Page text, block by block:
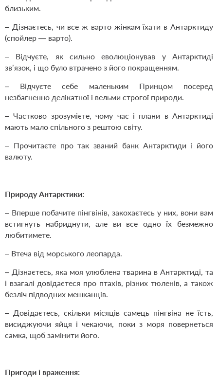
близьким.
– Дізнаєтесь, чи все ж варто жінкам їхати в Антарктиду
(спойлер — варто).
– Відчуєте, як сильно еволюціонував у Антарктиді
зв’язок, і що було втрачено з його покращенням.
– Відчуєте себе маленьким Принцом посеред
незбагненно делікатної і вельми строгої природи.
– Частково зрозумієте, чому час і плани в Антарктиді
мають мало спільного з рештою світу.
– Прочитаєте про так званий банк Антарктиди і його
валюту.
ПриродуАнтарктики:
– Вперше побачите пінгвінів, закохаєтесь у них, вони вам
встигнуть набриднути, але ви все одно їх безмежно
любитимете.
– Втеча від морського леопарда.
– Дізнаєтесь, яка моя улюблена тварина в Антарктиді, та
і взагалі довідаєтеся про птахів, різних тюленів, а також
безліч підводних мешканців.
– Довідаєтесь, скільки місяців самець пінгвіна не їсть,
висиджуючи яйця і чекаючи, поки з моря повернеться
самка, щоб замінити його.
Пригоди і враження: